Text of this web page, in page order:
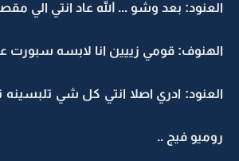
العنود: بعد وشو ... الله عاد انتي الي
الهنوف: قومي زييين انا لابسه سبورت
العنود: ادري اصلا انتي كل شي تلبسينه
روميو فيج ..